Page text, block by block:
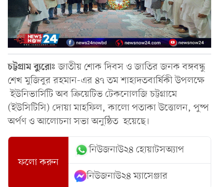
চট্টগ্রাম ব্যুরোঃ জাতীয় শোক দিবস ও জাতির জনক বঙ্গবন্ধু
শেখ মুজিবুর রহমান-এর ৪৭ তম শাহাদতবার্ষিকী উপলক্ষে
ইউনিভার্সিটি অব ক্রিয়েটিভ টেকনোলজি চট্টগ্রামে
(ইউসিটিসি) দোয়া মাহফিল, কালো পতাকা উত্তোলন, পুষ্প
অর্পণ ও আলোচনা সভা অনুষ্ঠিত হয়েছে।
ফলো করুন
নিউজনাউ২৪ হোয়াটসঅ্যাপ
নিউজনাউ২৪ ম্যাসেঞ্জার